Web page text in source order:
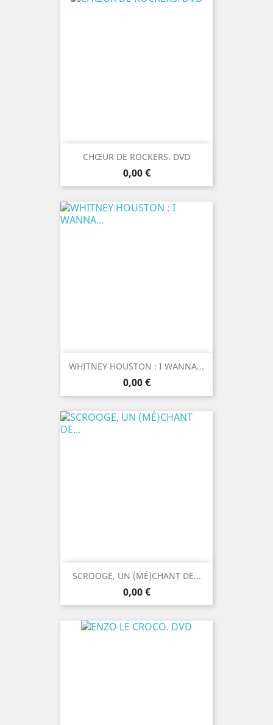
CHŒUR DE ROCKERS. DVD
Prix
0,00 €
WHITNEY HOUSTON : I WANNA...
Prix
0,00 €
SCROOGE, UN (MÉ)CHANT DE...
Prix
0,00 €